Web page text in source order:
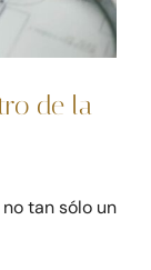
de la
tan sólo un